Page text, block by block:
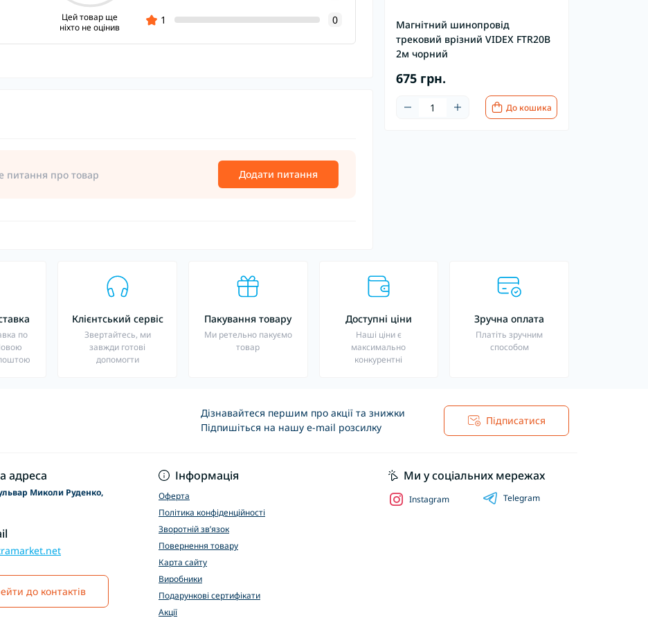
Магнітний шинопровід
трековий врізний VIDEX FTR20B
2м чорний
675 грн.
До кошика
Цей товар ще
ніхто не оцінив
1 0
питання про товар Додати питання
по
Клієнтський сервіс
Звертайтесь, ми
завжди готові
допомогти
Пакування товару
Ми ретельно пакуємо
товар
Доступні ціни
Наші ціни є
максимально
конкурентні
Зручна оплата
Платіть зручним
способом
Дізнавайтеся першим про акції та знижки
Підпишіться на нашу e-mail розсилку
Підписатися
адреса
Миколи Руденко,
до контактів
Інформація
Оферта
Політика конфіденційності
Зворотній зв’язок
Повернення товару
Карта сайту
Виробники
Подарункові сертифікати
Акції
Ми у соціальних мережах
Instagram Telegram